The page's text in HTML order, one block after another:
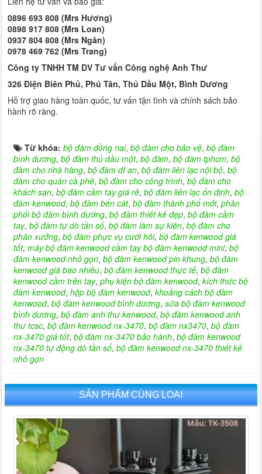
0896 693 808 (Mrs Hương)
0898 917 808 (Mrs Loan)
0937 804 808 (Mrs Ngân)
0978 469 762 (Mrs Trang)
Công ty TNHH TM DV Tư vấn Công nghệ Anh Thư
326 Điện Biên Phủ, Phú Tân, Thủ Dầu Một, Bình Dương
Hỗ trợ giao hàng toàn quốc, tư vấn tận tình và chính sách bảo
hành rõ ràng.
Từ khóa:bộ đàm đồng nai,bộ đàm cho bảo vệ,bộ đàm
bình dương,bộ đàm thủ dầu một,bộ đàm,bộ đàm tphcm,bộ
đàm cho nhà hàng,bộ đàm dĩ an,bộ đàm liên lạc nội bộ,bộ
đàm cho quán cà phê,bộ đàm cho công trình,bộ đàm cho
khách sạn,bộ đàm cầm tay giá rẻ,bộ đàm liên lạc ổn định,bộ
đàm kenwood,bộ đàm bến cát,bộ đàm thành phố mới,phân
phối bộ đàm bình dương,bộ đàm thiết kế đẹp,bộ đàm cầm
tay,bộ đàm tự dò tần số,bộ đàm làm sự kiện,bộ đàm cho
phân xưởng,bộ đàm phực vụ cưới hỏi,bộ đàm kenwood giá
tốt,máy bộ đàm kenwood cầm tay bộ đàm kenwood mini,bộ
đàm kenwood nhỏ gọn,bộ đàm kenwood pin khung,bộ đàm
kenwood giá bao nhiêu,bộ đàm kenwood thực tế,bộ đàm
kenwood cầm trên tay,phụ kiện bộ đàm kenwood,kích thức bộ
đàm kenwood,hộp bộ đàm kenwood,khoảng cách bộ đàm
kenwood,bộ đàm kenwood bình dương,sửa bộ đàm kenwood
bình dương,bộ đàm anh thư kenwood,bộ đàm kenwood anh
thư tcsc,bộ đàm kenwood nx-3470,bộ đàm nx3470,bộ đàm
nx-3470 giá tốt,bộ đàm nx-3470 bảo hành,bộ đàm kenwood
nx-3470 tự động dò tần số,bộ đàm kenwood nx-3470 thiết kế
nhỏ gọn
SẢN PHẨM CÙNG LOẠI